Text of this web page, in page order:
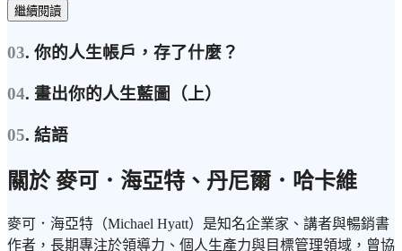
繼續閱讀
03. 你的人生帳戶，存了什麼？
04. 畫出你的人生藍圖（上）
05. 結語
關於 麥可．海亞特、丹尼爾．哈卡維
麥可．海亞特（Michael Hyatt）是知名企業家、講者與暢銷書
作者，長期專注於領導力、個人生產力與目標管理領域，曾協